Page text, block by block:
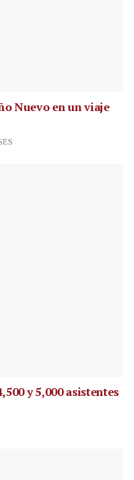
Nuevo en un viaje
y 5,000 asistentes